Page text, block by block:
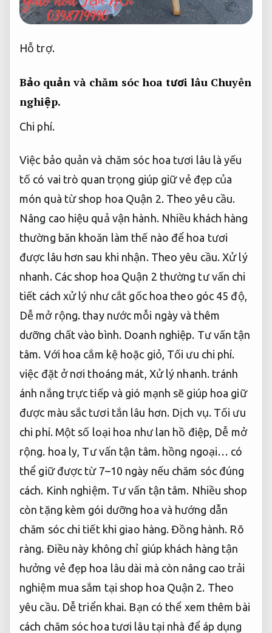
Hỗ trợ.
Bảo quản và chăm sóc hoa tươi lâu Chuyên
nghiệp.
Chi phí.
Việc bảo quản và chăm sóc hoa tươi lâu là yếu
tố có vai trò quan trọng giúp giữ vẻ đẹp của
món quà từ shop hoa Quận 2. Theo yêu cầu.
Nâng cao hiệu quả vận hành. Nhiều khách hàng
thường băn khoăn làm thế nào để hoa tươi
được lâu hơn sau khi nhận. Theo yêu cầu. Xử lý
nhanh. Các shop hoa Quận 2 thường tư vấn chi
tiết cách xử lý như cắt gốc hoa theo góc 45 độ,
Dễ mở rộng. thay nước mỗi ngày và thêm
dưỡng chất vào bình. Doanh nghiệp. Tư vấn tận
tâm. Với hoa cắm kệ hoặc giỏ, Tối ưu chi phí.
việc đặt ở nơi thoáng mát, Xử lý nhanh. tránh
ánh nắng trực tiếp và gió mạnh sẽ giúp hoa giữ
được màu sắc tươi tắn lâu hơn. Dịch vụ. Tối ưu
chi phí. Một số loại hoa như lan hồ điệp, Dễ mở
rộng. hoa ly, Tư vấn tận tâm. hồng ngoại… có
thể giữ được từ 7–10 ngày nếu chăm sóc đúng
cách. Kinh nghiệm. Tư vấn tận tâm. Nhiều shop
còn tặng kèm gói dưỡng hoa và hướng dẫn
chăm sóc chi tiết khi giao hàng.Đồng hành. Rõ
ràng. Điều này không chỉ giúp khách hàng tận
hưởng vẻ đẹp hoa lâu dài mà còn nâng cao trải
nghiệm mua sắm tại shop hoa Quận 2. Theo
yêu cầu. Dễ triển khai. Bạn có thể xem thêm bài
cách chăm sóc hoa tươi lâu tại nhà để áp dụng